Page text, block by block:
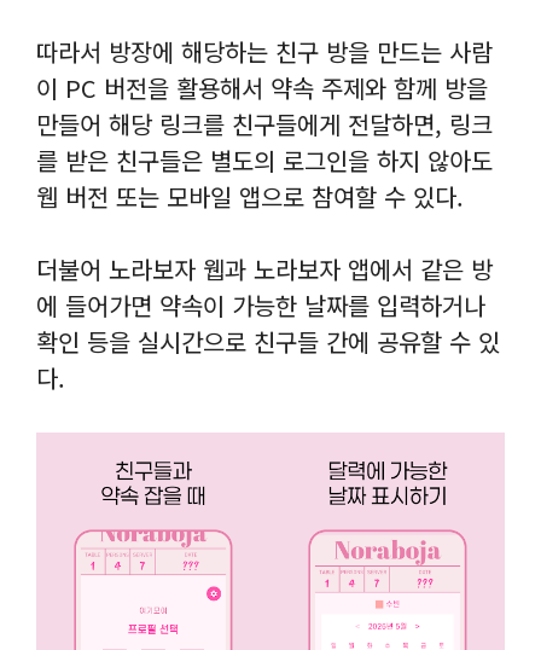
따라서 방장에 해당하는 친구 방을 만드는 사람
이 PC 버전을 활용해서 약속 주제와 함께 방을
만들어 해당 링크를 친구들에게 전달하면, 링크
를 받은 친구들은 별도의 로그인을 하지 않아도
웹 버전 또는 모바일 앱으로 참여할 수 있다.
더불어 노라보자 웹과 노라보자 앱에서 같은 방
에 들어가면 약속이 가능한 날짜를 입력하거나
확인 등을 실시간으로 친구들 간에 공유할 수 있
다.